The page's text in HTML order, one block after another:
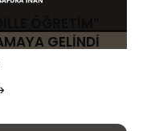
ÖĞRETİM”
GELİNDİ